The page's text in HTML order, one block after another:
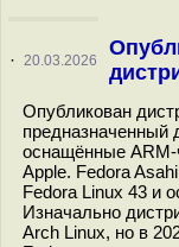
· 20.03.2026
Опубликован
предназначенный
оснащённые ARM-
Apple. Fedora
Fedora Linux 43 и
Изначально
Arch Linux, но в